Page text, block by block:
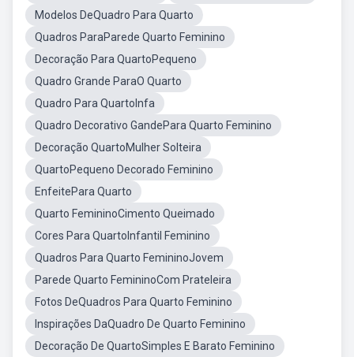
Modelos DeQuadro Para Quarto
Quadros ParaParede Quarto Feminino
Decoração Para QuartoPequeno
Quadro Grande ParaO Quarto
Quadro Para QuartoInfa
Quadro Decorativo GandePara Quarto Feminino
Decoração QuartoMulher Solteira
QuartoPequeno Decorado Feminino
EnfeitePara Quarto
Quarto FemininoCimento Queimado
Cores Para QuartoInfantil Feminino
Quadros Para Quarto FemininoJovem
Parede Quarto FemininoCom Prateleira
Fotos DeQuadros Para Quarto Feminino
Inspirações DaQuadro De Quarto Feminino
Decoração De QuartoSimples E Barato Feminino